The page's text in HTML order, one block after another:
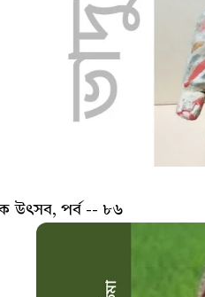
উৎসব, পর্ব -- ৮৬